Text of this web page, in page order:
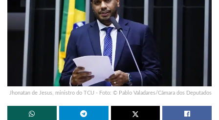
Jhonatan de Jesus, ministro do TCU - Foto: © Pablo Valadares/Câmara dos Deputados